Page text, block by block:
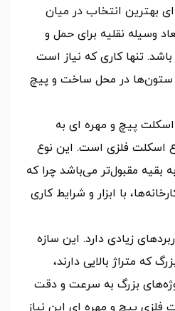
بهترین انتخاب در میان
وسیله نقلیه برای حمل و
تنها کاری که نیاز است
ستون‌ها در محل ساخت و پیچ
پیچ و مهره‌ ای به‌
اسکلت فلزی است. این نوع
مقبول‌تر می‌باشد چرا که
با ابزار و شرایط کاری
زیادی دارد. این سازه
که متراژ بالایی دارند،
بزرگ به سرعت و دقت
فلزی پیچ و مهره ای این نیاز